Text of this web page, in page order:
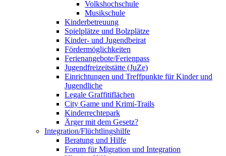
Volkshochschule
Musikschule
Kinderbetreuung
Spielplätze und Bolzplätze
Kinder- und Jugendbeirat
Fördermöglichkeiten
Ferienangebote/­Ferienpass
Jugendfreizeitstätte (JuZe)
Einrichtungen und Treffpunkte für Kinder und
Jugendliche
Legale Graffitiflächen
City Game und Krimi-Trails
Kinderrechtepark
Ärger mit dem Gesetz?
Integration/Flüchtlingshilfe
Beratung und Hilfe
Forum für Migration und Integration